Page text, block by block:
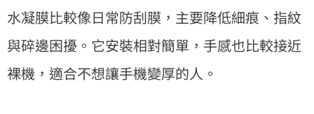
水凝膜比較像日常防刮膜，主要降低細痕、指紋
與碎邊困擾。它安裝相對簡單，手感也比較接近
裸機，適合不想讓手機變厚的人。